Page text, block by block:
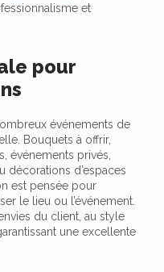
et
pour
événements de
Bouquets à offrir,
événements privés,
décorations d’espaces
est pensée pour
le lieu ou l’événement.
du client, au style
une excellente